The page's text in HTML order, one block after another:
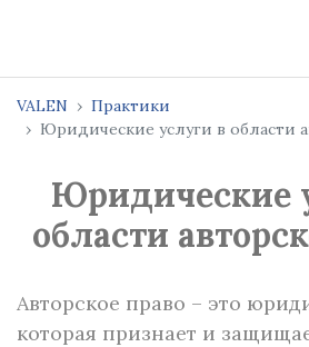
VALEN
Практики
Юридические услуги в области
Юридические
области
Авторское право – это
которая признает и